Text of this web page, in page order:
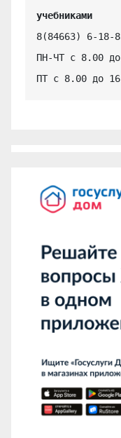
учебниками
8(84663) 6-18-
ПН-ЧТ с 8.00
ПТ с 8.00 до